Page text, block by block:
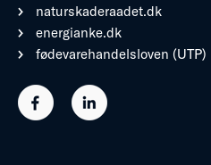
naturskaderaadet.dk
energianke.dk
fødevarehandelsloven (UTP)